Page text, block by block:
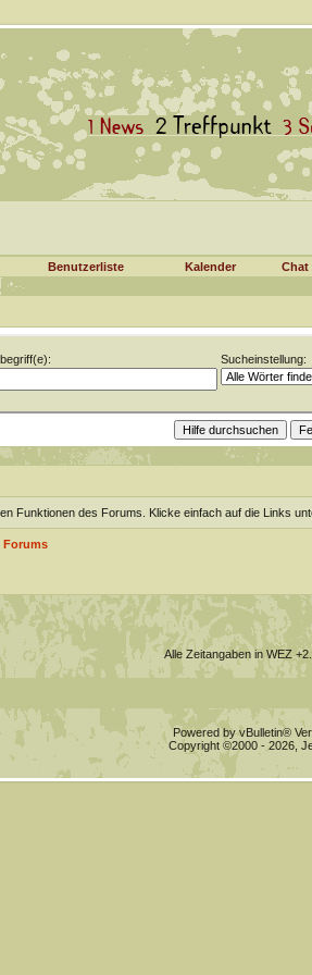
Benutzerliste Kalender Chat
Sucheinstellung:
Funktionen des Forums. Klicke einfach auf die Links
Forums
Alle Zeitangaben in WEZ
Powered by vBulletin®
Copyright ©2000 - 2026,